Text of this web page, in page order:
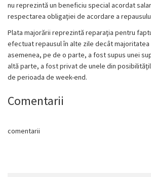
nu reprezintă un beneficiu special acordat
respectarea obligaţiei de acordare a
Plata majorării reprezintă reparaţia pentru
efectuat repausul în alte zile decât majoritatea
asemenea, pe de o parte, a fost supus unei
altă parte, a fost privat de unele din
de perioada de week-end.
Comentarii
comentarii